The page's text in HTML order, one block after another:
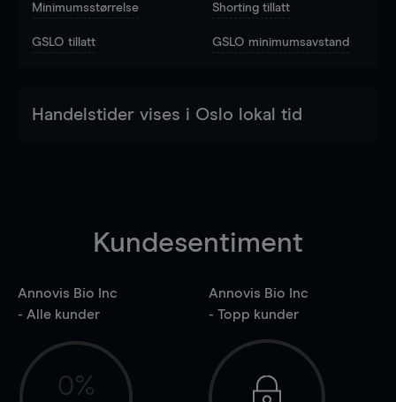
Minimumsstørrelse Shorting tillatt
GSLO tillatt GSLO minimumsavstand
Handelstider vises i Oslo lokal tid
Kundesentiment
Annovis Bio Inc
- Alle kunder
0%
Annovis Bio Inc
- Topp kunder